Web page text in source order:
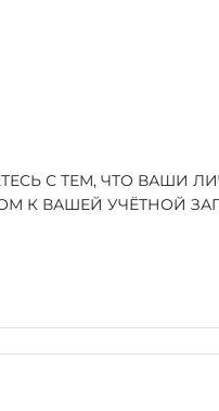
С ТЕМ, ЧТО ВАШИ
К ВАШЕЙ УЧЁТНОЙ